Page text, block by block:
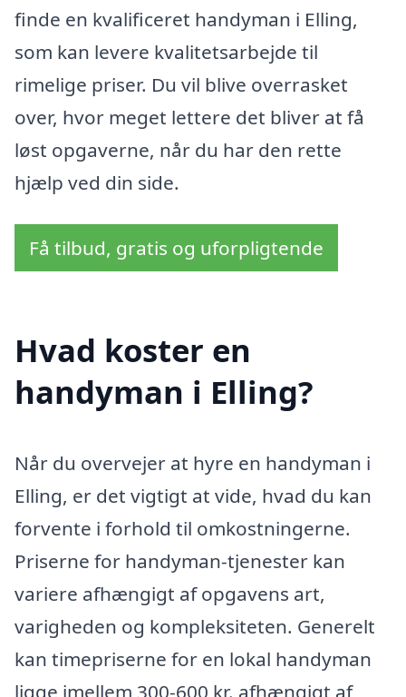
finde en kvalificeret handyman i Elling,
som kan levere kvalitetsarbejde til
rimelige priser. Du vil blive overrasket
over, hvor meget lettere det bliver at få
løst opgaverne, når du har den rette
hjælp ved din side.
Få tilbud, gratis og uforpligtende
Hvad koster en
handyman i Elling?
Når du overvejer at hyre en handyman i
Elling, er det vigtigt at vide, hvad du kan
forvente i forhold til omkostningerne.
Priserne for handyman-tjenester kan
variere afhængigt af opgavens art,
varigheden og kompleksiteten. Generelt
kan timepriserne for en lokal handyman
ligge imellem 300-600 kr. afhængigt af